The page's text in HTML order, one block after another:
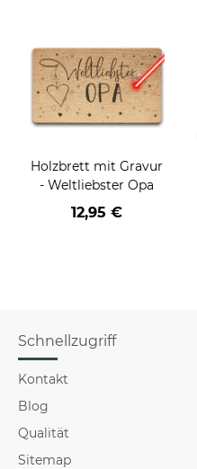
Holzbrett mit Gravur
- Weltliebster Opa
12,95 €
Schnellzugriff
Kontakt
Blog
Qualität
Sitemap